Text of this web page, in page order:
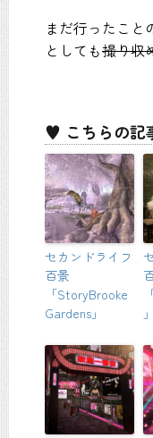
まだ行ったこと
としても撮り収
♥ こちらの記
セカンドライフ
百景
「StoryBrooke
Gardens」
」